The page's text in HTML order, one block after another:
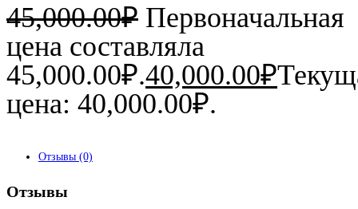
45,000.00₽ Первоначальная
цена составляла
45,000.00₽.40,000.00₽
цена: 40,000.00₽.
Отзывы (0)
Отзывы